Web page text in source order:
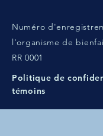
Numéro
l'organisme de
RR 0001
Politique de
témoins